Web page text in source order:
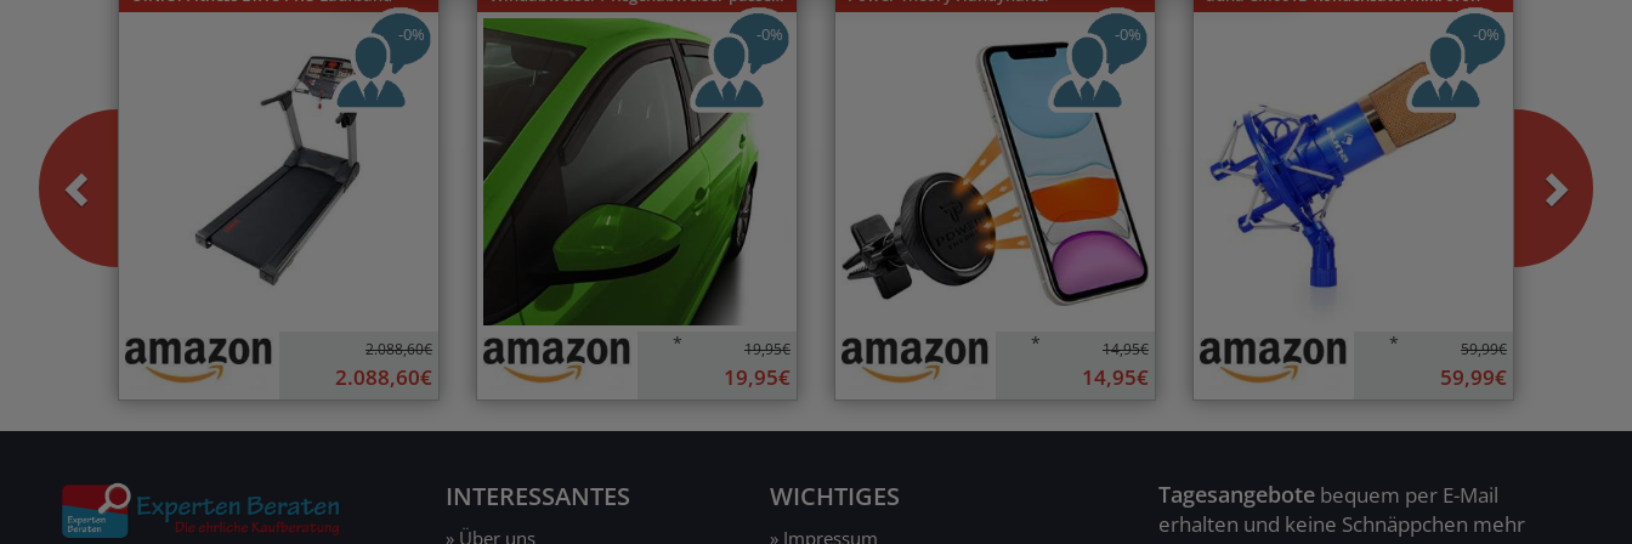
-0%
2.088,60€
2.088,60€
-0%
* 19,95€
19,95€
-0%
* 14,95€
14,95€
-0%
* 59,99€
59,99€
INTERESSANTES
» Über uns
WICHTIGES
» Impressum
Tagesangebotebequem per E-Mail
erhalten und keine Schnäppchen mehr